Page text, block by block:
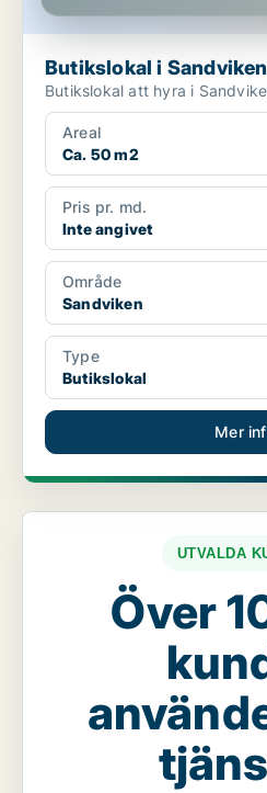
Butikslokal i Sandviken
Butikslokal att hyra i
Areal
Ca. 50 m2
Pris pr. md.
Inte angivet
Område
Sandviken
Type
Butikslokal
Mer
UTVALDA
Över